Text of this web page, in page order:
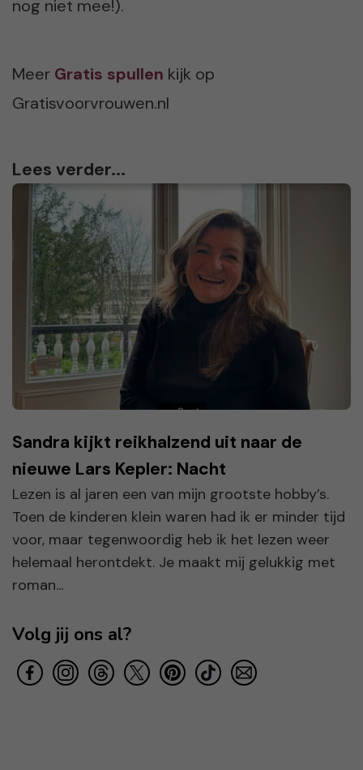
nog niet mee!).
Meer Gratis spullen kijk op
Gratisvoorvrouwen.nl
Lees verder...
Sandra kijkt reikhalzend uit naar de
nieuwe Lars Kepler: Nacht
Lezen is al jaren een van mijn grootste hobby’s.
Toen de kinderen klein waren had ik er minder tijd
voor, maar tegenwoordig heb ik het lezen weer
helemaal herontdekt. Je maakt mij gelukkig met
roman...
Volg jij ons al?